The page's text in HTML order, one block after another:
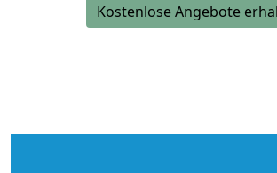
Kostenlose Angebote